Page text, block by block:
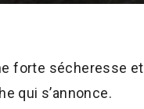
forte sécheresse et
qui s’annonce.